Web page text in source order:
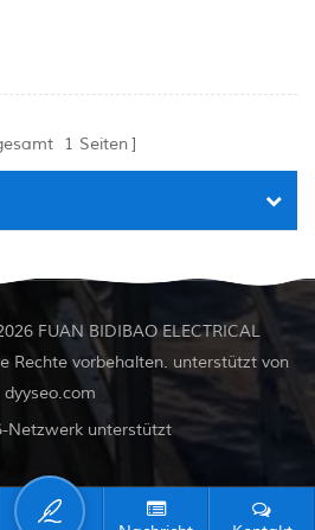
1 Seiten
FUAN BIDIBAO ELECTRICAL
Rechte vorbehalten. unterstützt von
dyyseo.com
Netzwerk unterstützt